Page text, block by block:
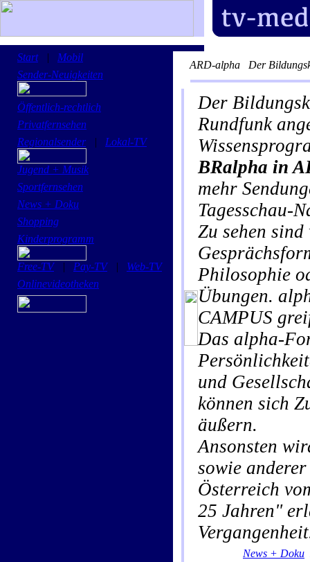
Start| Mobil
Sender-Neuigkeiten
Öffentlich-rechtlich
Privatfernsehen
Regionalsender| Lokal-TV
Jugend + Musik
Sportfernsehen
News + Doku
Shopping
Kinderprogramm
Free-TV| Pay-TV| Web-TV
Onlinevideotheken
ARD-alpha Der
Der
Rundfunk
BRalpha in
mehr
Tagesschau-
Zu sehen
Philosophie
Übungen.
CAMPUS
Das alpha-
und
können sich
äußern.
Ansonsten
sowie
Österreich
25 Jahren"
News + Doku